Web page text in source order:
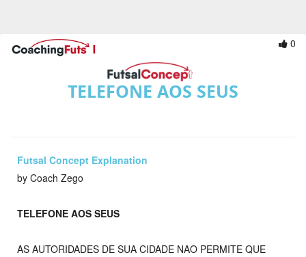
0
TELEFONE AOS SEUS
Futsal Concept Explanation
by Coach Zego
TELEFONE AOS SEUS
AS AUTORIDADES DE SUA CIDADE NAO PERMITE QUE